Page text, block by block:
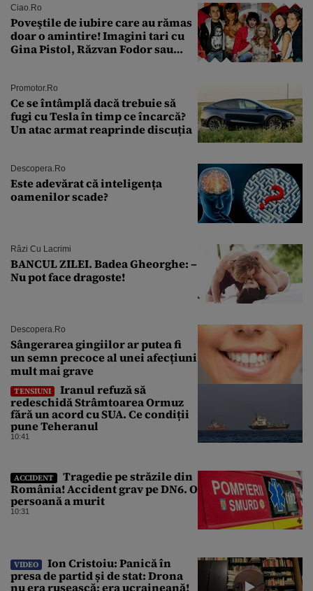
îmi salvez viața”
Ciao.ro
Poveştile de iubire care au rămas
doar o amintire! Imagini tari cu
Gina Pistol, Răzvan Fodor sau
Promotor.ro
Ce se întâmplă dacă trebuie să
fugi cu Tesla în timp ce încarcă?
Un atac armat reaprinde discuția
Descopera.ro
Este adevărat că inteligența
oamenilor scade?
Râzi Cu Lacrimi
BANCUL ZILEI. Badea Gheorghe: –
Nu pot face dragoste!
Descopera.ro
Sângerarea gingiilor ar putea fi
un semn precoce al unei afecțiuni
mult mai grave
TENSIUNI
Iranul refuză să
redeschidă Strâmtoarea Ormuz
fără un acord cu SUA. Ce condiții
pune Teheranul
10:41
ACCIDENT
Tragedie pe străzile din
România! Accident grav pe DN6. O
persoană a murit
10:31
VIDEO
Ion Cristoiu: Panică în
presa de partid și de stat: Drona
nu era rusească; era ucraineană!